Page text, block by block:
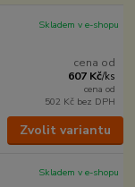
cena od
607 Kč/ks
cena od
502 Kč bez DPH
Skladem v e-shopu
Zvolit variantu
Skladem v e-shopu